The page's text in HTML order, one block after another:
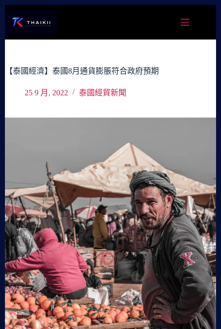
容
【泰國經濟】泰國8月通貨膨脹符合政府預期
25 9 月, 2022 泰國經貿新聞